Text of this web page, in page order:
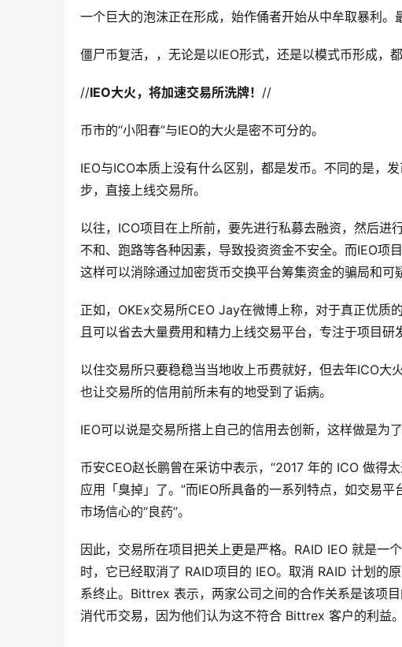
一个巨大的泡沫正在形成，始作俑者开始从中牟取暴利。
僵尸币复活，，无论是以IEO形式，还是以模式币形成，
//IEO大火，将加速交易所洗牌！ //
币市的“小阳春”与IEO的大火是密不可分的。
IEO与ICO本质上没有什么区别，都是发币。不同的是，
步，直接上线交易所。
以往，ICO项目在上所前，要先进行私募去融资，然后
不和、跑路等各种因素，导致投资资金不安全。而IEO项
这样可以消除通过加密货币交换平台筹集资金的骗局和可
正如，OKEx交易所CEO Jay在微博上称，对于真正优质
且可以省去大量费用和精力上线交易平台，专注于项目研
以住交易所只要稳稳当当地收上币费就好，但去年ICO大
也让交易所的信用前所未有的地受到了诟病。
IEO可以说是交易所搭上自己的信用去创新，这样做是为
币安CEO赵长鹏曾在采访中表示，“2017 年的 ICO 做得
应用「臭掉」了。”而IEO所具备的一系列特点，如交易
市场信心的“良药”。
因此，交易所在项目把关上更是严格。RAID IEO 就是
时，它已经取消了 RAID项目的 IEO。取消 RAID 计划的
系终止。Bittrex 表示，两家公司之间的合作关系是该项
消代币交易，因为他们认为这不符合 Bittrex 客户的利益。